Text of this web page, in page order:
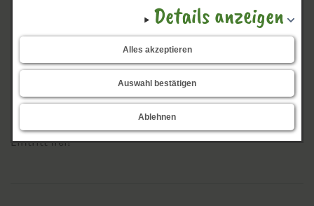
Details anzeigen
Alles akzeptieren
Auswahl bestätigen
Ablehnen
Jeden Sonntag im September von 11-17 Uhr laden wir
euch ein, auf dem Biolee Acker selber Kartoffeln
auszubuddeln. Mit den eigenen Händen nach den
verborgen Knollen in der Erde zu suchen ist ein
spannendes Erlebnis für die ganze Familie!
Natürlich wird es auch unsere frischen Bio Fritten direkt
auf dem Feld geben. Nach getaner Arbeit schmecken die
besonders gut...
Eintritt frei!